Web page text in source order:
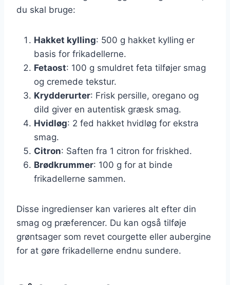
du skal bruge:
Hakket kylling: 500 g hakket kylling er
basis for frikadellerne.
Fetaost: 100 g smuldret feta tilføjer smag
og cremede tekstur.
Krydderurter: Frisk persille, oregano og
dild giver en autentisk græsk smag.
Hvidløg: 2 fed hakket hvidløg for ekstra
smag.
Citron: Saften fra 1 citron for friskhed.
Brødkrummer: 100 g for at binde
frikadellerne sammen.
Disse ingredienser kan varieres alt efter din
smag og præferencer. Du kan også tilføje
grøntsager som revet courgette eller aubergine
for at gøre frikadellerne endnu sundere.